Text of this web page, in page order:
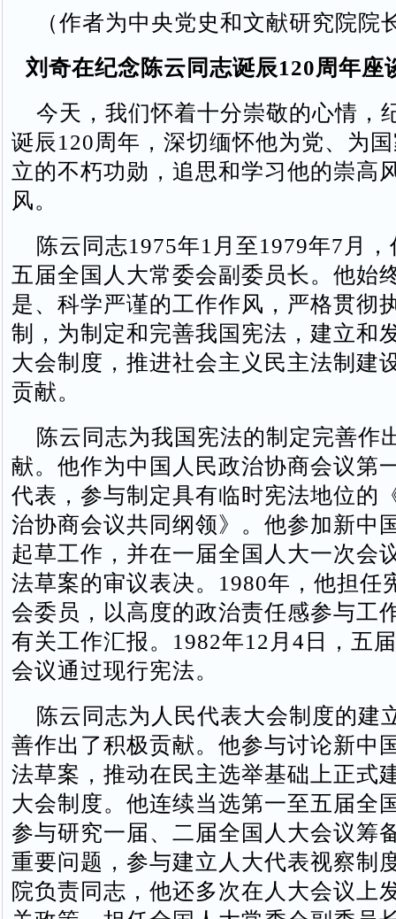
（作者为中央党史和文献研究院院
刘奇在纪念陈云同志诞辰120周年座
今天，我们怀着十分崇敬的心情，
诞辰120周年，深切缅怀他为党、为
立的不朽功勋，追思和学习他的崇高
风。
陈云同志1975年1月至1979年7月，
五届全国人大常委会副委员长。他始
是、科学严谨的工作作风，严格贯彻
制，为制定和完善我国宪法，建立和
大会制度，推进社会主义民主法制建
贡献。
陈云同志为我国宪法的制定完善作
献。他作为中国人民政治协商会议第
代表，参与制定具有临时宪法地位的
治协商会议共同纲领》。他参加新中
起草工作，并在一届全国人大一次会
法草案的审议表决。1980年，他担任
会委员，以高度的政治责任感参与工
有关工作汇报。1982年12月4日，五
会议通过现行宪法。
陈云同志为人民代表大会制度的建
善作出了积极贡献。他参与讨论新中
法草案，推动在民主选举基础上正式
大会制度。他连续当选第一至五届全
参与研究一届、二届全国人大会议筹
重要问题，参与建立人大代表视察制
院负责同志，他还多次在人大会议上